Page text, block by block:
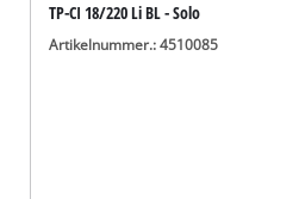
TP-CI 18/220 Li BL - Solo
Artikelnummer.: 4510085